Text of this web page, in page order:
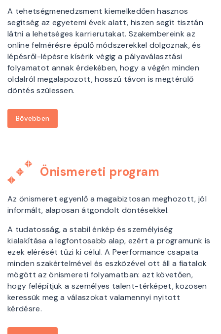
A tehetségmenedzsment kiemelkedően hasznos
segítség az egyetemi évek alatt, hiszen segít tisztán
látni a lehetséges karrierutakat. Szakembereink az
online felmérésre épülő módszerekkel dolgoznak, és
lépésről-lépésre kísérik végig a pályaválasztási
folyamatot annak érdekében, hogy a végén minden
oldalról megalapozott, hosszú távon is megtérülő
döntés szülessen.
Bővebben
Önismereti program
Az önismeret egyenlő a magabiztosan meghozott, jól
informált, alaposan átgondolt döntésekkel.
A tudatosság, a stabil énkép és személyiség
kialakítása a legfontosabb alap, ezért a programunk is
ezek elérését tűzi ki célul. A Peerformance csapata
minden szakértelmével és eszközével ott áll a fiatalok
mögött az önismereti folyamatban: azt követően,
hogy felépítjük a személyes talent-térképet, közösen
keressük meg a válaszokat valamennyi nyitott
kérdésre.